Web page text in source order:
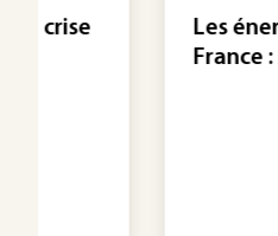
Les énergies
France : la place de